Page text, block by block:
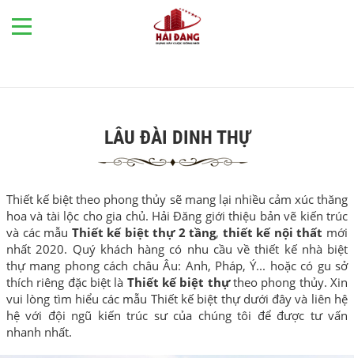
LÂU ĐÀI DINH THỰ
Thiết kế biệt theo phong thủy sẽ mang lại nhiều cảm xúc thăng
hoa và tài lộc cho gia chủ. Hải Đăng giới thiệu bản vẽ kiến trúc
và các mẫu Thiết kế biệt thự 2 tầng, thiết kế nội thất mới
nhất 2020. Quý khách hàng có nhu cầu về thiết kế nhà biệt
thự mang phong cách châu Âu: Anh, Pháp, Ý... hoặc có gu sở
thích riêng đặc biệt là Thiết kế biệt thựtheo phong thủy. Xin
vui lòng tìm hiểu các mẫu Thiết kế biệt thự dưới đây và liên hệ
hệ với đội ngũ kiến trúc sư của chúng tôi để được tư vấn
nhanh nhất.